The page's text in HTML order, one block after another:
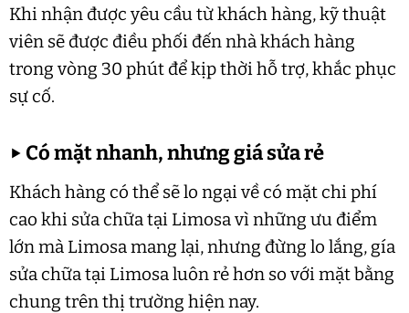
Khi nhận được yêu cầu từ khách hàng, kỹ thuật
viên sẽ được điều phối đến nhà khách hàng
trong vòng 30 phút để kịp thời hỗ trợ, khắc phục
sự cố.
▶ Có mặt nhanh, nhưng giá sửa rẻ
Khách hàng có thể sẽ lo ngại về có mặt chi phí
cao khi sửa chữa tại Limosa vì những ưu điểm
lớn mà Limosa mang lại, nhưng đừng lo lắng, gía
sửa chữa tại Limosa luôn rẻ hơn so với mặt bằng
chung trên thị trường hiện nay.